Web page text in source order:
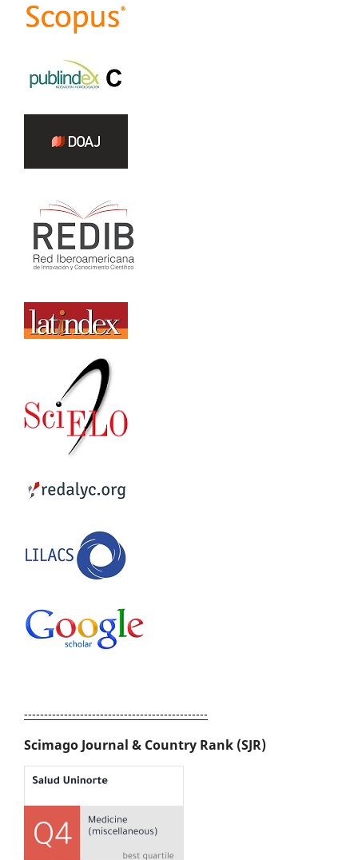
----------------------------------------------
Scimago Journal & Country Rank (SJR)